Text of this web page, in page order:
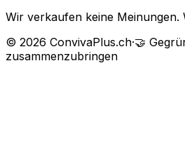
Wir verkaufen keine Meinungen.
© 2026 ConvivaPlus.ch·🤝
zusammenzubringen